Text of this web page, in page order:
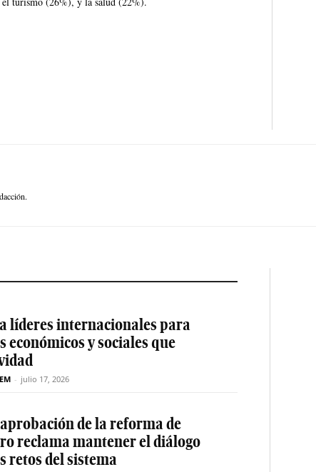
líderes internacionales para
económicos y sociales que
- julio 17, 2026
de la reforma de
reclama mantener el diálogo
retos del sistema